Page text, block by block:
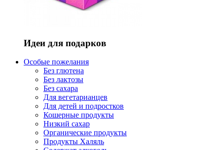
Идеи для подарков
Особые пожелания
Без глютена
Без лактозы
Без сахара
Для вегетарианцев
Для детей и подростков
Кошерные продукты
Низкий сахар
Органические продукты
Продукты Халяль